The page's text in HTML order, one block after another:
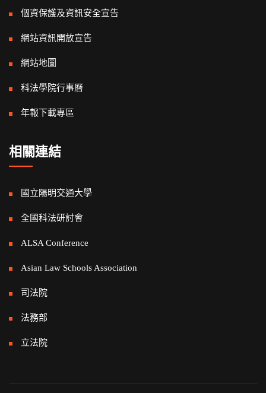
個資保護及資訊安全宣告
網站資訊開放宣告
網站地圖
科法學院行事曆
年報下載專區
相關連結
國立陽明交通大學
全國科法研討會
ALSA Conference
Asian Law Schools Association
司法院
法務部
立法院